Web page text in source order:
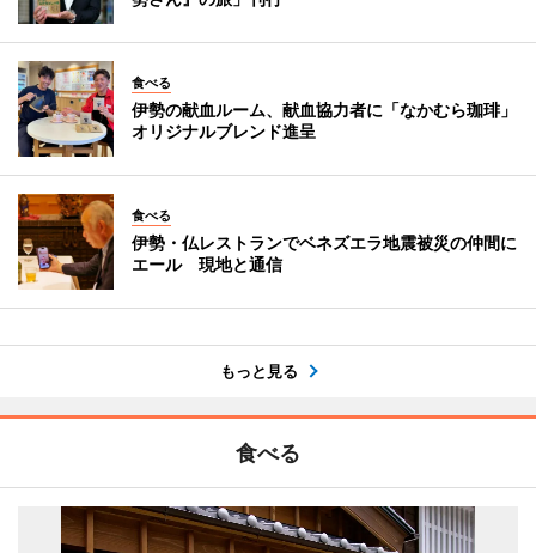
食べる
伊勢の献血ルーム、献血協力者に「なかむら珈琲」
オリジナルブレンド進呈
食べる
伊勢・仏レストランでベネズエラ地震被災の仲間に
エール 現地と通信
もっと見る
食べる